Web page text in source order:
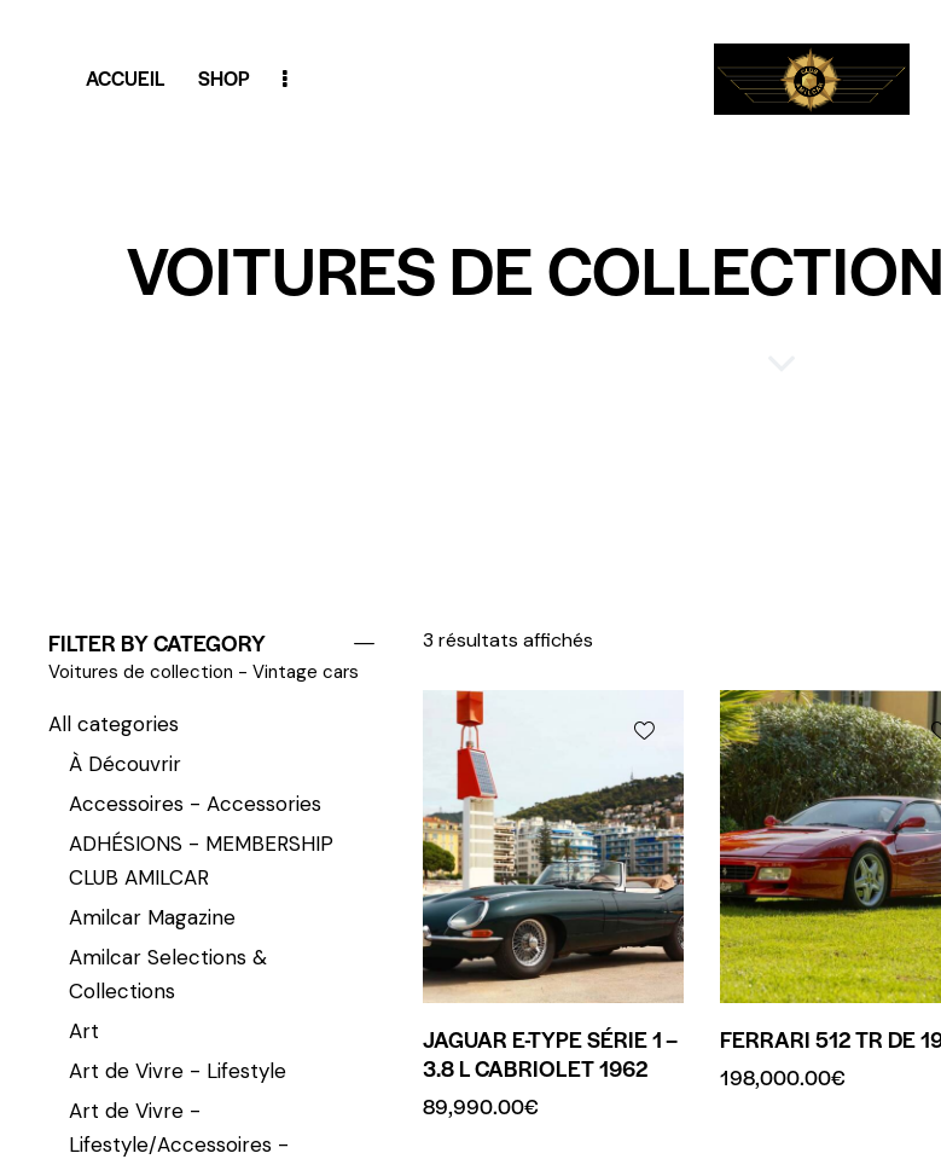
ACCUEIL SHOP
VOITURES DE
3 résultats affichés
JAGUAR E-TYPE SÉRIE 1 –
3.8 L CABRIOLET 1962
89,990.00€
FERRARI 512 TR DE
198,000.00€
FILTER BY CATEGORY
Voitures de collection - Vintage cars
All categories
À Découvrir
Accessoires - Accessories
ADHÉSIONS - MEMBERSHIP
CLUB AMILCAR
Amilcar Magazine
Amilcar Selections &
Collections
Art
Art de Vivre - Lifestyle
Art de Vivre -
Lifestyle/Accessoires -